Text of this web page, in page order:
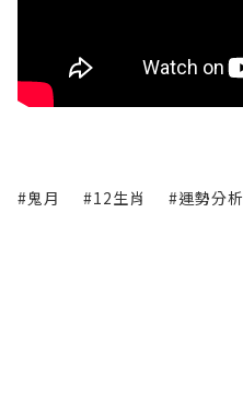
#鬼月 #12生肖 #運勢分析